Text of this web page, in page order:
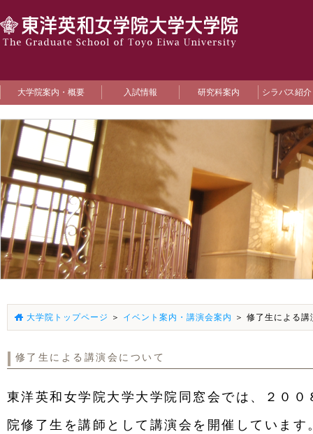
大学院案内・概要 入試情報 研究科案内 シラバス紹
大学院トップページ ＞ イベント案内・講演会案内 ＞ 修了生による
修了生による講演会について
東洋英和女学院大学大学院同窓会では、２００
院修了生を講師として講演会を開催しています